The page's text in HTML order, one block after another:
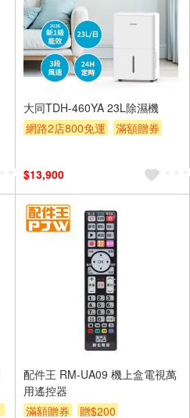
大同TDH-460YA 23L除濕機
網路2店800免運
滿額贈券
$13,900
配件王 RM-UA09 機上盒電視萬
用遙控器
滿額贈券
贈$200